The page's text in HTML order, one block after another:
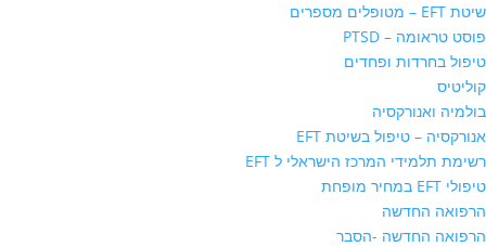
שיטת EFT – מטופלים מספרים
פוסט טראומה – PTSD
טיפול בחרדות ופחדים
קוליטיס
בולמיה ואנורקסיה
אנורקסיה – טיפול בשיטת EFT
רשימת תלמידי המרכז הישראלי ל EFT
טיפולי EFT במחיר מופחת
הרפואה החדשה
הרפואה החדשה -הסבר